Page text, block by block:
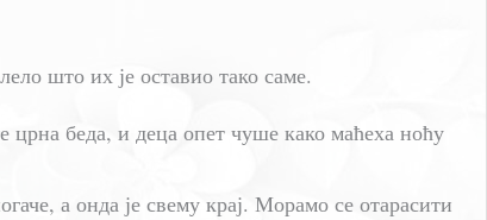
што их је оставио тако саме.
беда, и деца опет чуше како маћеха ноћу
а онда је свему крај. Морамо се отарасити